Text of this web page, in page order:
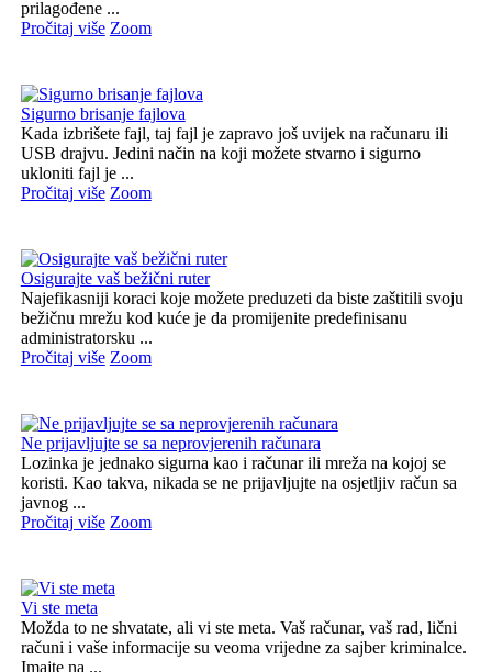
prilagođene ...
Pročitaj više Zoom
Sigurno brisanje fajlova
Kada izbrišete fajl, taj fajl je zapravo još uvijek na računaru ili
USB drajvu. Jedini način na koji možete stvarno i sigurno
ukloniti fajl je ...
Pročitaj više Zoom
Osigurajte vaš bežični ruter
Najefikasniji koraci koje možete preduzeti da biste zaštitili svoju
bežičnu mrežu kod kuće je da promijenite predefinisanu
administratorsku ...
Pročitaj više Zoom
Ne prijavljujte se sa neprovjerenih računara
Lozinka je jednako sigurna kao i računar ili mreža na kojoj se
koristi. Kao takva, nikada se ne prijavljujte na osjetljiv račun sa
javnog ...
Pročitaj više Zoom
Vi ste meta
Možda to ne shvatate, ali vi ste meta. Vaš računar, vaš rad, lični
računi i vaše informacije su veoma vrijedne za sajber kriminalce.
Imajte na ...